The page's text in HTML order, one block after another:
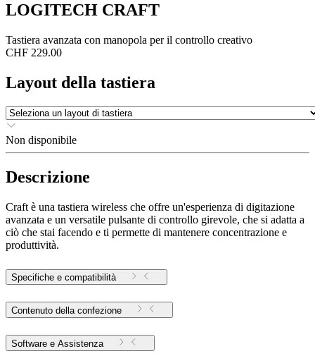
LOGITECH CRAFT
Tastiera avanzata con manopola per il controllo creativo
CHF 229.00
Layout della tastiera
Non disponibile
Descrizione
Craft è una tastiera wireless che offre un'esperienza di digitazione
avanzata e un versatile pulsante di controllo girevole, che si adatta a
ciò che stai facendo e ti permette di mantenere concentrazione e
produttività.
Specifiche e compatibilità
Contenuto della confezione
Software e Assistenza